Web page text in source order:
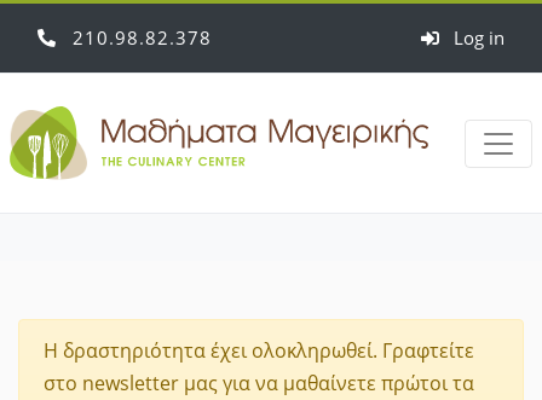
210 98 82 378 Log in
Η δραστηριότητα έχει ολοκληρωθεί. Γραφτείτε
στο newsletter μας για να μαθαίνετε πρώτοι τα